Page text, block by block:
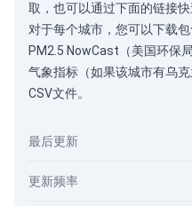
取，也可以通过下面的链接快
对于每个城市，您可以下载
PM2.5 NowCast（美国环保
气象指标（如果该城市有乌
CSV文件。
最后更新
更新频率